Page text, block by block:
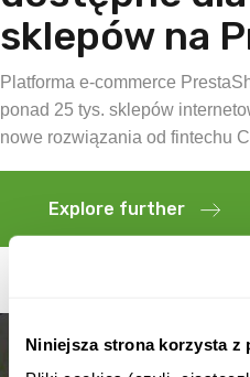
Niniejsza strona korzysta z
sklepów na
Platforma e-commerce
ponad 25 tys. sklepów
nowe rozwiązania od fintechu
Explore further